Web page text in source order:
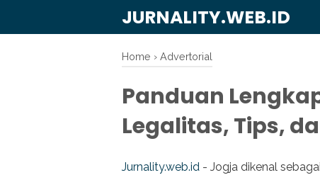
JURNALITY.WEB.ID
Home › Advertorial
Panduan
Legalitas, Tips,
Jurnality.web.id - Jogja dikenal